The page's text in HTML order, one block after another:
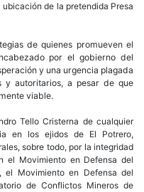
de la pretendida Presa
de quienes promueven el
por el gobierno del
y una urgencia plagada
y autoritarios, a pesar de que
viable.
Tello Cristerna de cualquier
en los ejidos de El Potrero,
sobre todo, por la integridad
el Movimiento en Defensa del
el Movimiento en Defensa del
de Conflictos Mineros de